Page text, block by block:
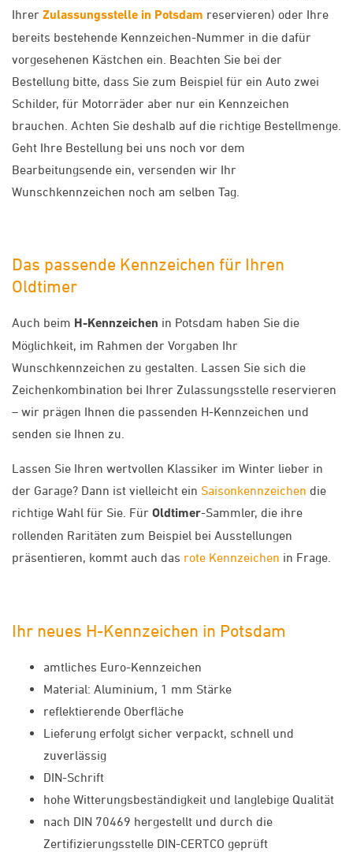
Ihrer Zulassungsstelle in Potsdam reservieren) oder Ihre
bereits bestehende Kennzeichen-Nummer in die dafür
vorgesehenen Kästchen ein. Beachten Sie bei der
Bestellung bitte, dass Sie zum Beispiel für ein Auto zwei
Schilder, für Motorräder aber nur ein Kennzeichen
brauchen. Achten Sie deshalb auf die richtige Bestellmenge.
Geht Ihre Bestellung bei uns noch vor dem
Bearbeitungsende ein, versenden wir Ihr
Wunschkennzeichen noch am selben Tag.
Das passende Kennzeichen für Ihren
Oldtimer
Auch beim H-Kennzeichen in Potsdam haben Sie die
Möglichkeit, im Rahmen der Vorgaben Ihr
Wunschkennzeichen zu gestalten. Lassen Sie sich die
Zeichenkombination bei Ihrer Zulassungsstelle reservieren
– wir prägen Ihnen die passenden H-Kennzeichen und
senden sie Ihnen zu.
Lassen Sie Ihren wertvollen Klassiker im Winter lieber in
der Garage? Dann ist vielleicht ein Saisonkennzeichen die
richtige Wahl für Sie. Für Oldtimer-Sammler, die ihre
rollenden Raritäten zum Beispiel bei Ausstellungen
präsentieren, kommt auch das rote Kennzeichen in Frage.
Ihr neues H-Kennzeichen in Potsdam
amtliches Euro-Kennzeichen
Material: Aluminium, 1 mm Stärke
reflektierende Oberfläche
Lieferung erfolgt sicher verpackt, schnell und
zuverlässig
DIN-Schrift
hohe Witterungsbeständigkeit und langlebige Qualität
nach DIN 70469 hergestellt und durch die
Zertifizierungsstelle DIN-CERTCO geprüft